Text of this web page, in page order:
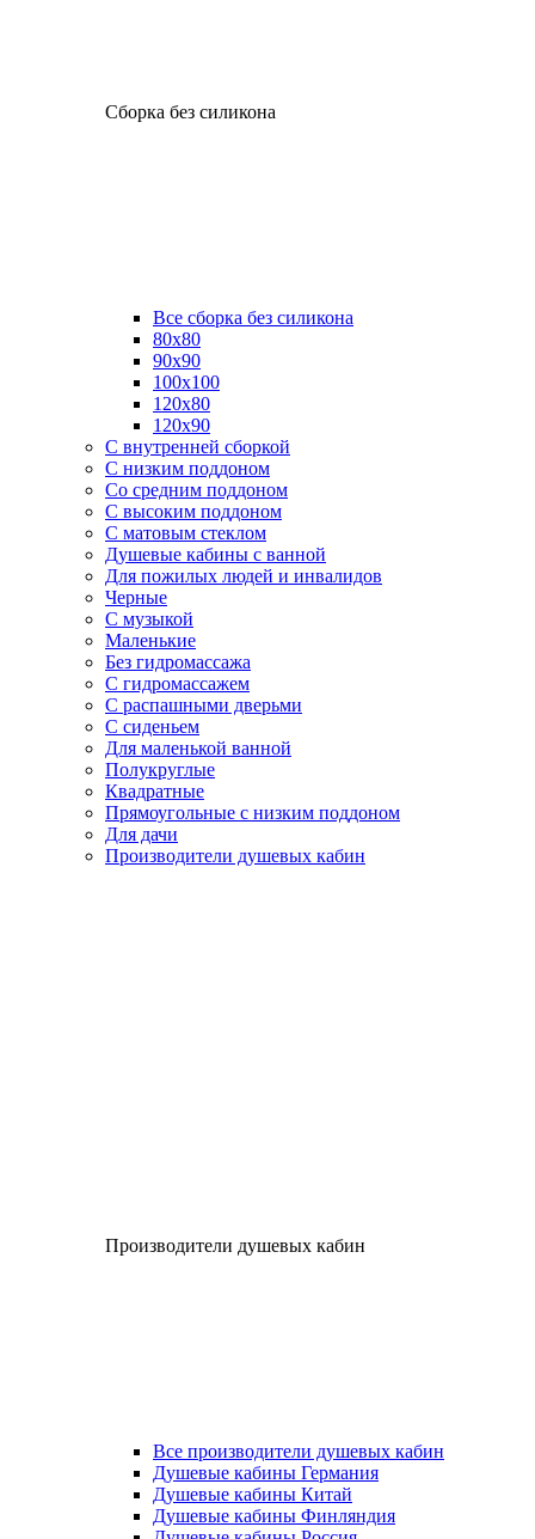
Сборка без силикона
Все сборка без силикона
80х80
90х90
100х100
120х80
120х90
С внутренней сборкой
C низким поддоном
Со средним поддоном
С высоким поддоном
С матовым стеклом
Душевые кабины с ванной
Для пожилых людей и инвалидов
Черные
С музыкой
Маленькие
Без гидромассажа
С гидромассажем
С распашными дверьми
С сиденьем
Для маленькой ванной
Полукруглые
Квадратные
Прямоугольные с низким поддоном
Для дачи
Производители душевых кабин
Производители душевых кабин
Все производители душевых кабин
Душевые кабины Германия
Душевые кабины Китай
Душевые кабины Финляндия